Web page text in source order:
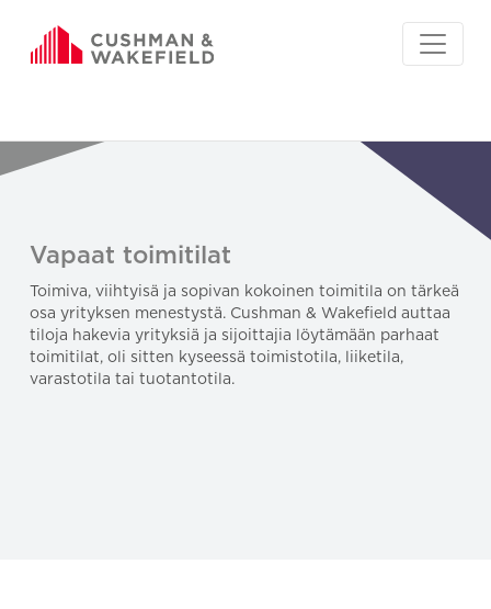
Vapaat toimitilat
Toimiva, viihtyisä ja sopivan kokoinen toimitila on tärkeä
osa yrityksen menestystä. Cushman & Wakefield auttaa
tiloja hakevia yrityksiä ja sijoittajia löytämään parhaat
toimitilat, oli sitten kyseessä toimistotila, liiketila,
varastotila tai tuotantotila.